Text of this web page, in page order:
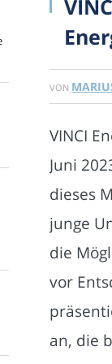
VON
VINCI
Juni
dieses
junge
die
vor
an, die